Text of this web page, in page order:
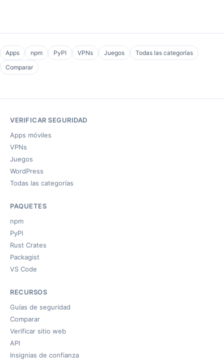
Apps npm PyPI VPNs Juegos
Todas las categorías
Comparar
VERIFICAR SEGURIDAD
Apps móviles
VPNs
Juegos
WordPress
Todas las categorías
PAQUETES
npm
PyPI
Rust Crates
Packagist
VS Code
RECURSOS
Guías de seguridad
Comparar
Verificar sitio web
API
Insignias de confianza